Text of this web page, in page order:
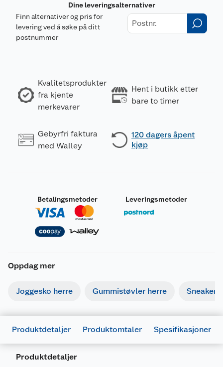
Dine leveringsalternativer
Finn alternativer og pris for
levering ved å søke på ditt
postnummer
Kvalitetsprodukter
fra kjente
merkevarer
Hent i butikk etter
bare to timer
Gebyrfri faktura
med Walley
120 dagers åpent
kjøp
Betalingsmetoder Leveringsmetoder
Oppdag mer
Joggesko herre Gummistøvler herre Sneakers
Produktdetaljer Produktomtaler Spesifikasjoner
Produktdetaljer